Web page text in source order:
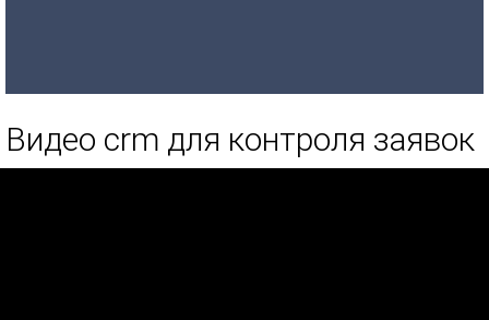
Видео crm для контроля заявок